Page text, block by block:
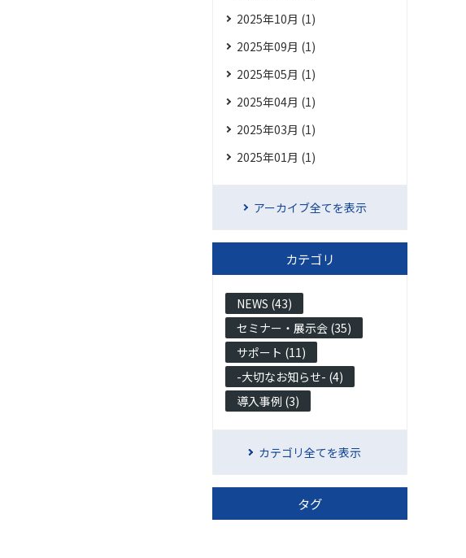
2025年10月 (1)
2025年09月 (1)
2025年05月 (1)
2025年04月 (1)
2025年03月 (1)
2025年01月 (1)
アーカイブ全てを表示
カテゴリ
NEWS (43)
セミナー・展示会 (35)
サポート (11)
-大切なお知らせ- (4)
導入事例 (3)
カテゴリ全てを表示
タグ